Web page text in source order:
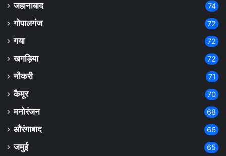
जहानाबाद 74
गोपालगंज 72
गया 72
खगड़िया 72
नौकरी 71
कैमूर 70
मनोरंजन 68
औरंगाबाद 66
जमुई 65